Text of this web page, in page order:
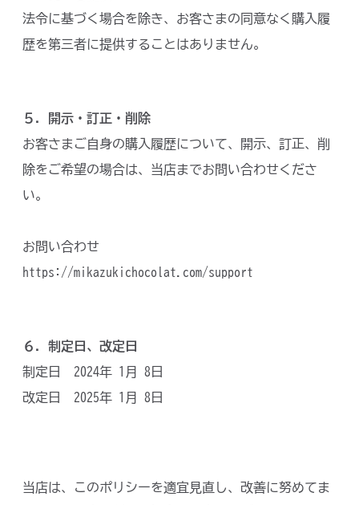
法令に基づく場合を除き、お客さまの同意なく購入履
歴を第三者に提供することはありません。
５．開示・訂正・削除
お客さまご自身の購入履歴について、開示、訂正、削
除をご希望の場合は、当店までお問い合わせくださ
い。
お問い合わせ
https://mikazukichocolat.com/support
６．制定日、改定日
制定日 2024年 1月 8日
改定日 2025年 1月 8日
当店は、このポリシーを適宜見直し、改善に努めてま